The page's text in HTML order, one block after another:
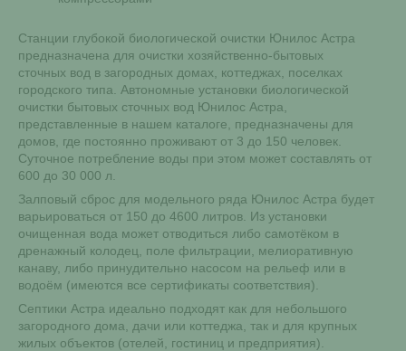
Станции глубокой биологической очистки Юнилос Астра
предназначена для очистки хозяйственно-бытовых
сточных вод в загородных домах, коттеджах, поселках
городского типа. Автономные установки биологической
очистки бытовых сточных вод Юнилос Астра,
представленные в нашем каталоге, предназначены для
домов, где постоянно проживают от 3 до 150 человек.
Суточное потребление воды при этом может составлять от
600 до 30 000 л.
Залповый сброс для модельного ряда Юнилос Астра будет
варьироваться от 150 до 4600 литров. Из установки
очищенная вода может отводиться либо самотёком в
дренажный колодец, поле фильтрации, мелиоративную
канаву, либо принудительно насосом на рельеф или в
водоём (имеются все сертификаты соответствия).
Септики Астра идеально подходят как для небольшого
загородного дома, дачи или коттеджа, так и для крупных
жилых объектов (отелей, гостиниц и предприятия).